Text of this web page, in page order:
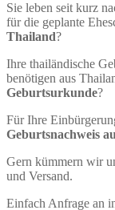
Sie leben seit kurz
für die geplante
Thailand?
Ihre thailändische
benötigen aus
Geburtsurkunde?
Für Ihre
Geburtsnachweis
Gern kümmern wir
und Versand.
Einfach Anfrage an